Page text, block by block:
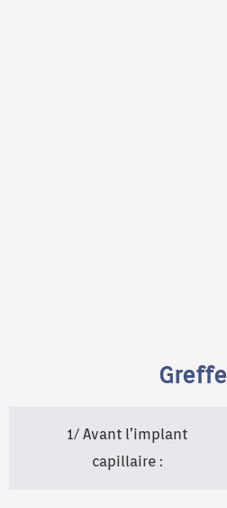
1/ Avant l’implant
capillaire :